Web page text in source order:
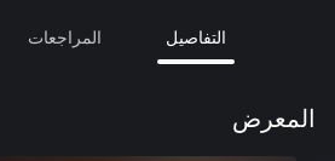
التفاصيل المراجعات
المعرض